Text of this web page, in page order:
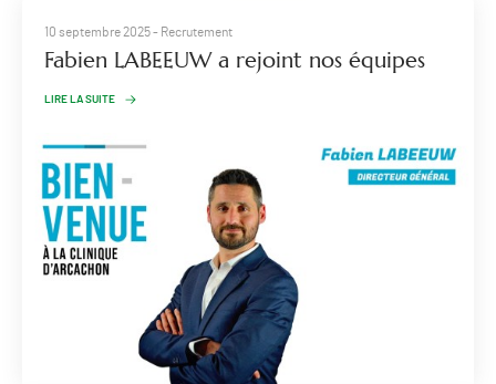
10 septembre 2025- Recrutement
Fabien LABEEUW a rejoint nos équipes
LIRE LA SUITE